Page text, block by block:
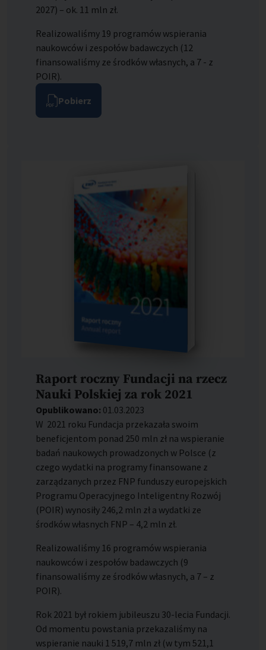
2027) – ok. 11 mln zł.
Realizowaliśmy 19 programów wspierania
naukowców i zespołów badawczych (12
finansowaliśmy ze środków własnych, a 7 - z
POIR).
Pobierz
Raport roczny Fundacji na rzecz
Nauki Polskiej za rok 2021
Opublikowano: 01.03.2023
W 2021 roku Fundacja przekazała swoim
beneficjentom ponad 250 mln zł na wspieranie
badań naukowych prowadzonych w Polsce (z
czego wydatki na programy finansowane z
zarządzanych przez FNP funduszy europejskich
Programu Operacyjnego Inteligentny Rozwój
(POIR) wynosiły 246,2 mln zł a wydatki ze
środków własnych FNP – 4,2 mln zł.
Realizowaliśmy 16 programów wspierania
naukowców i zespołów badawczych (9
finansowaliśmy ze środków własnych, a 7 – z
POIR).
Rok 2021 był rokiem jubileuszu 30-lecia Fundacji.
Od momentu powstania przekazaliśmy na
wspieranie nauki 1 519,7 mln zł (w tym 521,1